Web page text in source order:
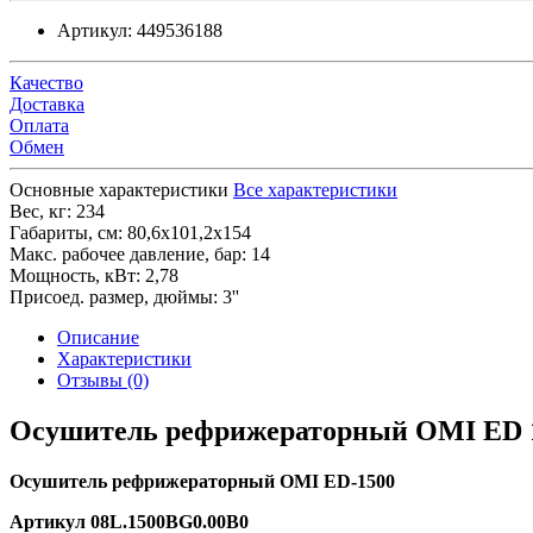
Артикул: 449536188
Качество
Доставка
Оплата
Обмен
Основные характеристики Все характеристики
Вес, кг: 234
Габариты, см: 80,6х101,2х154
Макс. рабочее давление, бар: 14
Мощность, кВт: 2,78
Присоед. размер, дюймы: 3''
Описание
Характеристики
Отзывы (0)
Осушитель рефрижераторный OMI ЕD
Осушитель рефрижераторный OMI ЕD-1500
Артикул 08L.1500BG0.00B0